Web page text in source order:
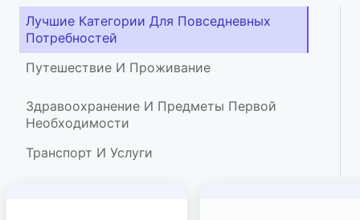
Лучшие Категории Для Повседневных
Потребностей
Путешествие И Проживание
Здравоохранение И Предметы Первой
Необходимости
Транспорт И Услуги